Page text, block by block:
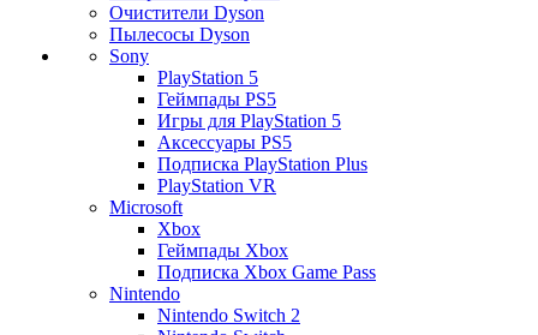
Очистители Dyson
Пылесосы Dyson
Sony
PlayStation 5
Геймпады PS5
Игры для PlayStation 5
Аксессуары PS5
Подписка PlayStation Plus
PlayStation VR
Microsoft
Xbox
Геймпады Xbox
Подписка Xbox Game Pass
Nintendo
Nintendo Switch 2